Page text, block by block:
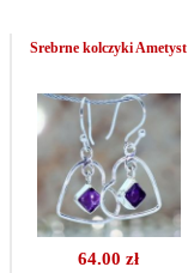
64.00 zł
Srebrne kolczyki Ametyst